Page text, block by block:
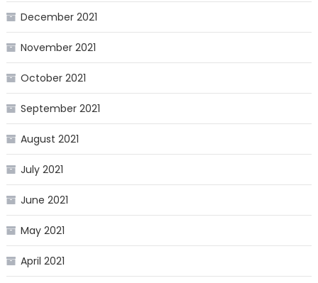
December 2021
November 2021
October 2021
September 2021
August 2021
July 2021
June 2021
May 2021
April 2021